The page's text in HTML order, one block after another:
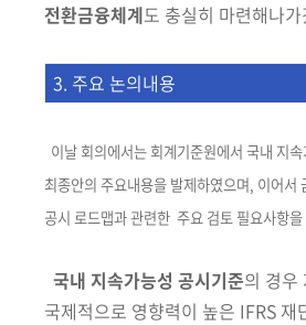
전환금융체계도 충실히 마련해나
3. 주요 논의내용
이날 회의에서는 회계기준원에서 국내 지
최종안의 주요내용을 발제하였으며, 이어서
공시 로드맵과 관련한 주요 검토 필요사항
국내 지속가능성 공시기준의 경우
국제적으로 영향력이 높은 IFRS 재